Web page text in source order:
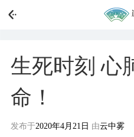
生死时刻 心
命！
发布于2020年4月21日 由云中雾